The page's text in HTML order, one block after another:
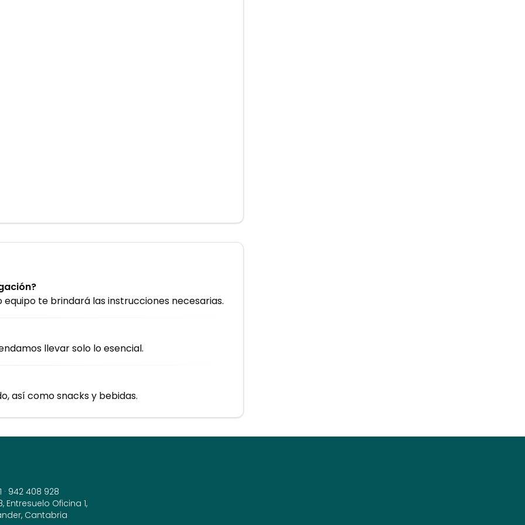
te brindará las instrucciones necesarias.
llevar solo lo esencial.
así como snacks y bebidas.
· 942 408 928
Entresuelo Oficina 1,
Cantabria